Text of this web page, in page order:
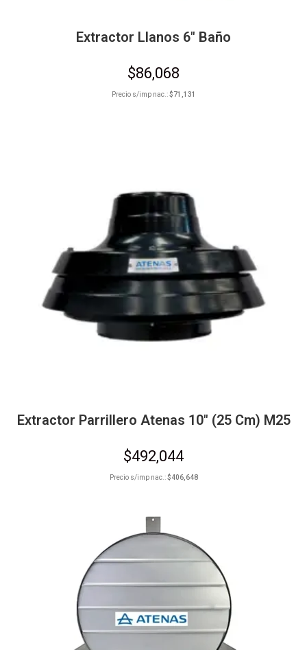
Extractor Llanos 6″ Baño
$86,068
Precio s/imp nac.:$71,131
Extractor Parrillero Atenas 10″ (25 Cm) M25
$492,044
Precio s/imp nac.:$406,648